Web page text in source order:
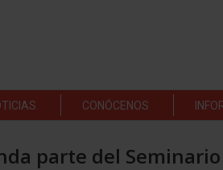
CONÓCENOS
parte del